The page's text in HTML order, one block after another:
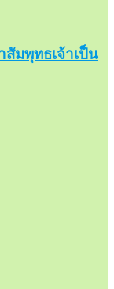
มพุทธเจ้าเป็น